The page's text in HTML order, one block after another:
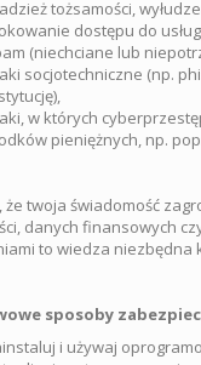
tożsamości,
dostępu do
(niechciane lub
socjotechniczne (np.
w których
pieniężnych, np.
że twoja świadomość
danych finansowych
to wiedza niezbędna
sposoby
i używaj